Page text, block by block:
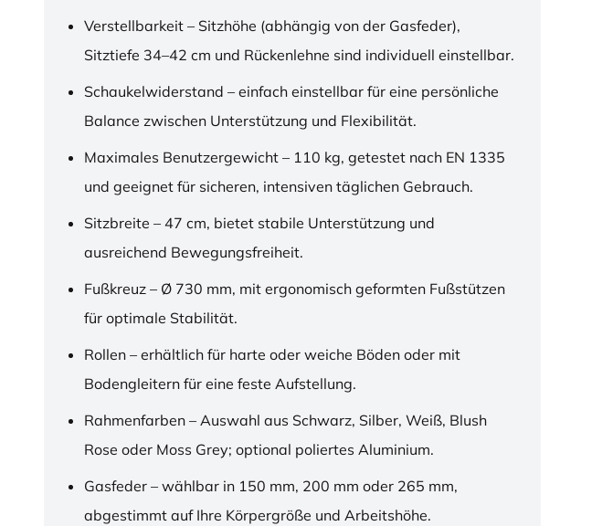
Verstellbarkeit – Sitzhöhe (abhängig von der Gasfeder),
Sitztiefe 34–42 cm und Rückenlehne sind individuell einstellbar.
Schaukelwiderstand – einfach einstellbar für eine persönliche
Balance zwischen Unterstützung und Flexibilität.
Maximales Benutzergewicht – 110 kg, getestet nach EN 1335
und geeignet für sicheren, intensiven täglichen Gebrauch.
Sitzbreite – 47 cm, bietet stabile Unterstützung und
ausreichend Bewegungsfreiheit.
Fußkreuz – Ø 730 mm, mit ergonomisch geformten Fußstützen
für optimale Stabilität.
Rollen – erhältlich für harte oder weiche Böden oder mit
Bodengleitern für eine feste Aufstellung.
Rahmenfarben – Auswahl aus Schwarz, Silber, Weiß, Blush
Rose oder Moss Grey; optional poliertes Aluminium.
Gasfeder – wählbar in 150 mm, 200 mm oder 265 mm,
abgestimmt auf Ihre Körpergröße und Arbeitshöhe.